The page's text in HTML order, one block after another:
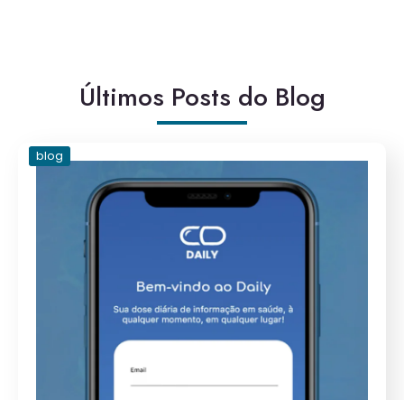
Últimos Posts do Blog
blog